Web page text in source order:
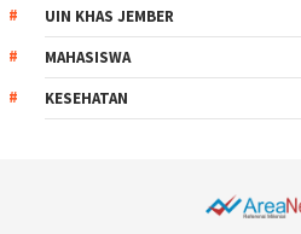
UIN KHAS JEMBER
MAHASISWA
KESEHATAN